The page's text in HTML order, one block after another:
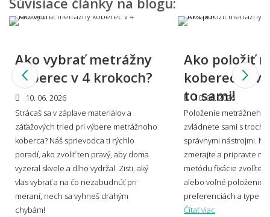
Aký metrážny koberec vybrať, keď mám
domácich miláčikov?
Môžem vidieť, ako by metrážny koberec
vyzeral u mňa doma?
Ako vybrať metrážny
koberec v 4 krokoch?
10. 06. 2026
Strácaš sa v záplave materiálov a
záťažových tried pri výbere metrážnoho
koberca? Náš sprievodca ti rýchlo
poradí, ako zvoliť ten pravý, aby doma
vyzeral skvele a dlho vydržal. Zisti, aký
vlas vybrať a na čo nezabudnúť pri
meraní, nech sa vyhneš drahým
chybám!
Ako položiť
koberec?
to sami!
10. 06. 2026
Položenie metrážneho
zvládnete sami s
správnymi nástrojmi.
zmerajte a pripravte
metódu fixácie zvolíte
alebo voľné položenie?
preferenciách a type
Čítať viac